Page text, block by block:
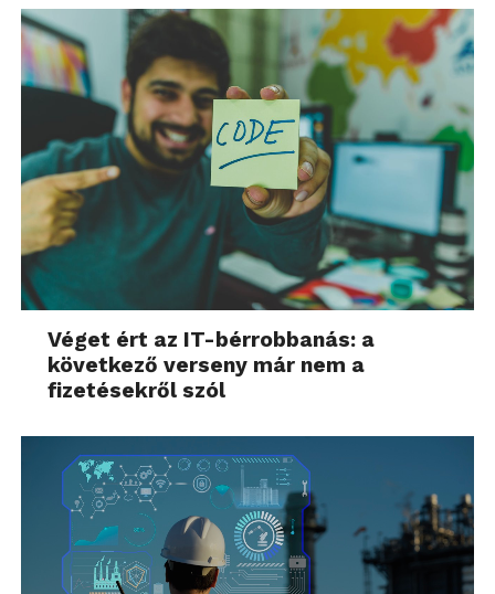
Véget ért az IT-bérrobbanás: a
következő verseny már nem a
fizetésekről szól